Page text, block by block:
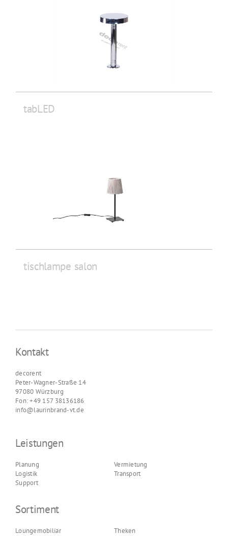
tabLED
tischlampe salon
Kontakt
decorent
Peter-Wagner-Straße 14
97080 Würzburg
Fon: +49 157 38136186
info@laurinbrand-vt.de
Leistungen
Planung
Logistik
Support
Vermietung
Transport
Sortiment
Loungemobiliar
Theken